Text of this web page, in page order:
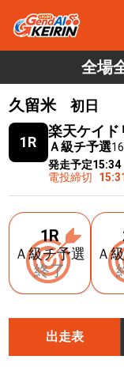
全場
久留米
初日
1R
楽天ケイド
Ａ級チ予選
発走予定15:34
電投締切
1R
Ａ級チ予選
終了
Ａ
出走表